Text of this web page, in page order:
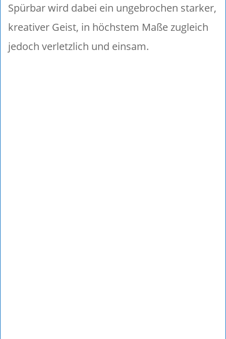
Spürbar wird dabei ein ungebrochen starker,
kreativer Geist, in höchstem Maße zugleich
jedoch verletzlich und einsam.